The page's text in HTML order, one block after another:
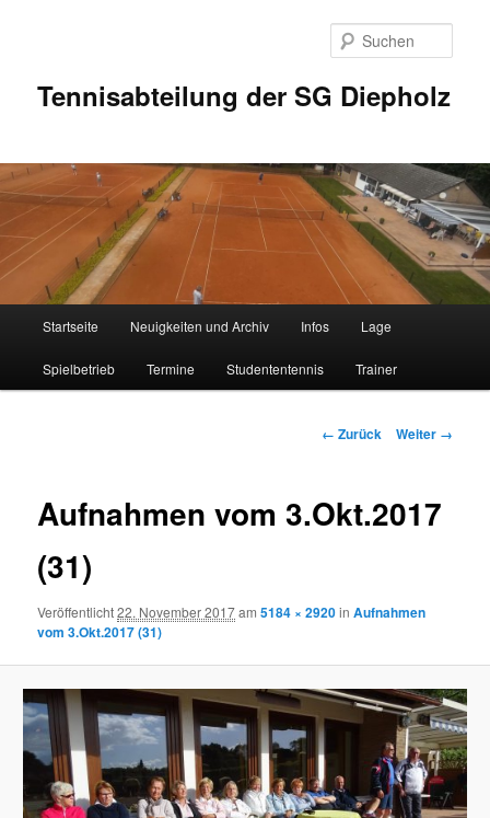
Tennisabteilung der SG Diepholz
Startseite Neuigkeiten und Archiv Infos Lage
Spielbetrieb Termine Studententennis Trainer
Bilder-
← Zurück Weiter →
Aufnahmen vom 3.Okt.2017
(31)
Veröffentlicht22. November 2017am5184 × 2920inAufnahmen
vom 3.Okt.2017 (31)